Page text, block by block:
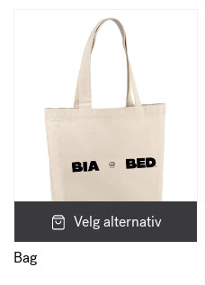
Velg alternativ
Bag